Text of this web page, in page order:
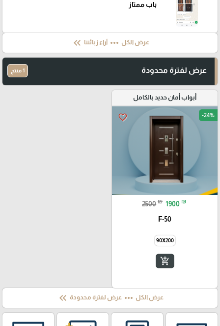
باب ممتاز
عرض الكل more_horiz آراء زبائننا keyboard_double_arrow_left
عرض لفترة محدودة 1 منتج
أبواب أمان حديد بالكامل
favorite_border -24%
2500 ₪ 1900 ₪
F-50
90X200
add_shopping_cart
عرض الكل more_horiz عرض لفترة محدودة keyboard_double_arrow_left